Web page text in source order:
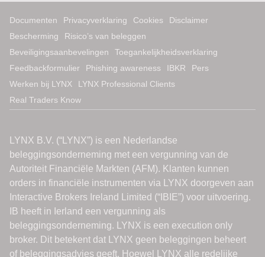
Documenten Privacyverklaring Cookies
Disclaimer
Bescherming
Risico’s van beleggen
Beveiligingsaanbevelingen
Toegankelijkheidsverklaring
Feedbackformulier
Phishing awareness IBKR
Pers
Werken bij LYNX
LYNX Professional Clients
Real Traders Know